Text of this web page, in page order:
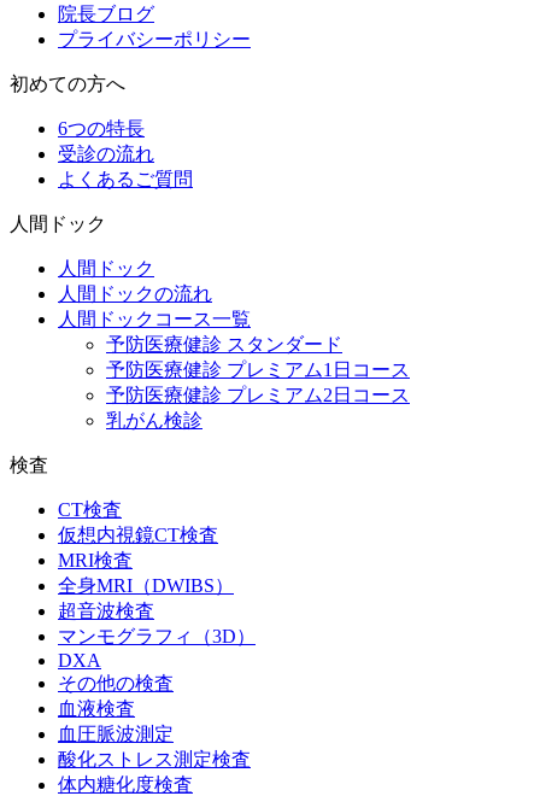
院長ブログ
プライバシーポリシー
初めての方へ
6つの特長
受診の流れ
よくあるご質問
人間ドック
人間ドック
人間ドックの流れ
人間ドックコース一覧
予防医療健診 スタンダード
予防医療健診 プレミアム1日コース
予防医療健診 プレミアム2日コース
乳がん検診
検査
CT検査
仮想内視鏡CT検査
MRI検査
全身MRI（DWIBS）
超音波検査
マンモグラフィ（3D）
DXA
その他の検査
血液検査
血圧脈波測定
酸化ストレス測定検査
体内糖化度検査